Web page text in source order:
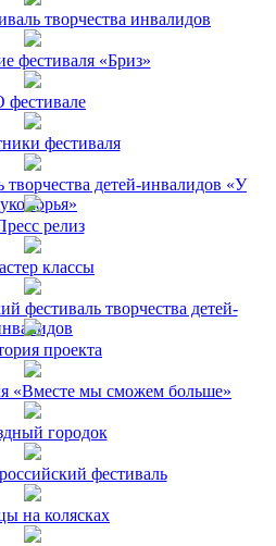
творчества инвалидов
фестиваля «Бриз»
фестивале
фестиваля
детей-инвалидов «У
релиз
классы
фестиваль творчества детей-
проекта
«Вместе мы сможем больше»
городок
фестиваль
на колясках